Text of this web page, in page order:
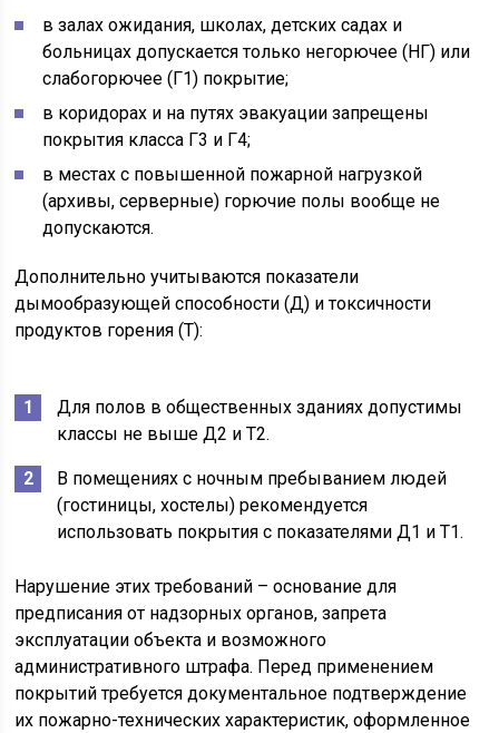
в залах ожидания, школах, детских садах и
больницах допускается только негорючее (НГ) или
слабогорючее (Г1) покрытие;
в коридорах и на путях эвакуации запрещены
покрытия класса Г3 и Г4;
в местах с повышенной пожарной нагрузкой
(архивы, серверные) горючие полы вообще не
допускаются.
Дополнительно учитываются показатели
дымообразующей способности (Д) и токсичности
продуктов горения (Т):
Для полов в общественных зданиях допустимы
классы не выше Д2 и Т2.
В помещениях с ночным пребыванием людей
(гостиницы, хостелы) рекомендуется
использовать покрытия с показателями Д1 и Т1.
Нарушение этих требований – основание для
предписания от надзорных органов, запрета
эксплуатации объекта и возможного
административного штрафа. Перед применением
покрытий требуется документальное подтверждение
их пожарно-технических характеристик, оформленное